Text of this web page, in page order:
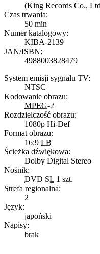
(King Records Co., Ltd
Czas trwania:
50 min
Numer katalogowy:
KIBA-2139
JAN/ISBN:
4988003828479
System emisji sygnału TV:
NTSC
Kodowanie obrazu:
MPEG-2
Rozdzielczość obrazu:
1080p Hi-Def
Format obrazu:
16:9 LB
Ścieżka dźwiękowa:
Dolby Digital Stereo
Nośnik:
DVD SL 1 szt.
Strefa regionalna:
2
Język:
japoński
Napisy:
brak